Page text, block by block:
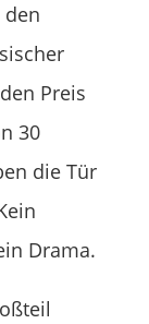
Preis
30
die Tür
Drama.